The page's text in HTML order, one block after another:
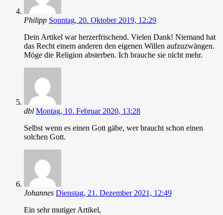
Philipp Sonntag, 20. Oktober 2019, 12:29
Dein Artikel war herzerfrischend. Vielen Dank! Niemand hat
das Recht einem anderen den eigenen Willen aufzuzwängen.
Möge die Religion absterben. Ich brauche sie nicht mehr.
dbl Montag, 10. Februar 2020, 13:28
Selbst wenn es einen Gott gäbe, wer braucht schon einen
solchen Gott.
Johannes Dienstag, 21. Dezember 2021, 12:49
Ein sehr mutiger Artikel,